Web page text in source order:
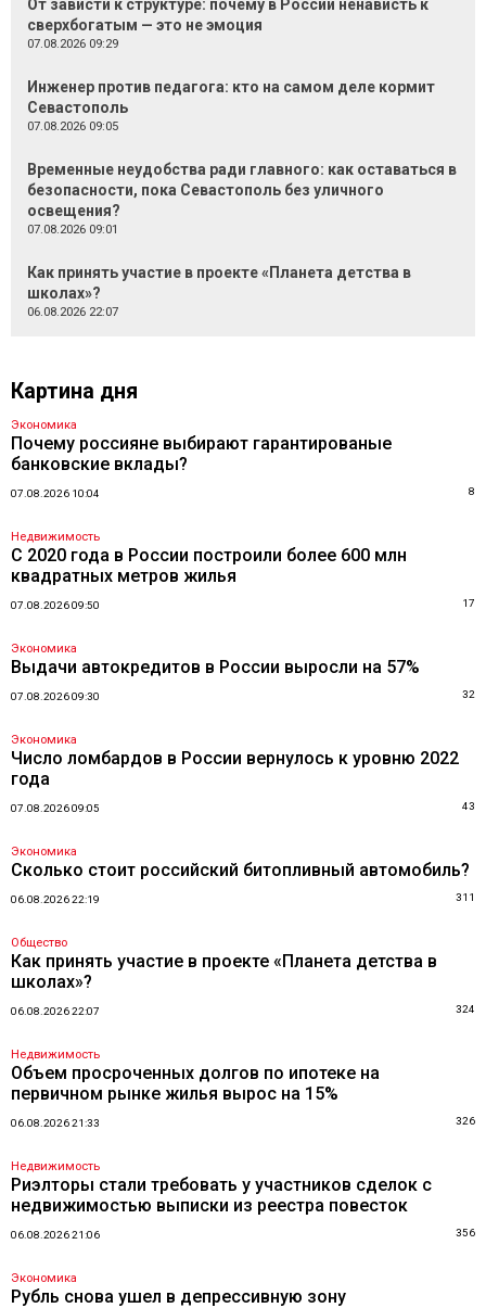
От зависти к структуре: почему в России ненависть к
сверхбогатым — это не эмоция
07.08.2026 09:29
Инженер против педагога: кто на самом деле кормит
Севастополь
07.08.2026 09:05
Временные неудобства ради главного: как оставаться в
безопасности, пока Севастополь без уличного
освещения?
07.08.2026 09:01
Как принять участие в проекте «Планета детства в
школах»?
06.08.2026 22:07
Картина дня
Экономика
Почему россияне выбирают гарантированые
банковские вклады?
07.08.2026 10:04 8
Недвижимость
С 2020 года в России построили более 600 млн
квадратных метров жилья
07.08.2026 09:50 17
Экономика
Выдачи автокредитов в России выросли на 57%
07.08.2026 09:30 32
Экономика
Число ломбардов в России вернулось к уровню 2022
года
07.08.2026 09:05 43
Экономика
Сколько стоит российский битопливный автомобиль?
06.08.2026 22:19 311
Общество
Как принять участие в проекте «Планета детства в
школах»?
06.08.2026 22:07 324
Недвижимость
Объем просроченных долгов по ипотеке на
первичном рынке жилья вырос на 15%
06.08.2026 21:33 326
Недвижимость
Риэлторы стали требовать у участников сделок с
недвижимостью выписки из реестра повесток
06.08.2026 21:06 356
Экономика
Рубль снова ушел в депрессивную зону